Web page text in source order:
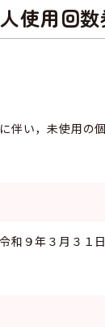
使用回
伴い，未使用の
和９年３月３１